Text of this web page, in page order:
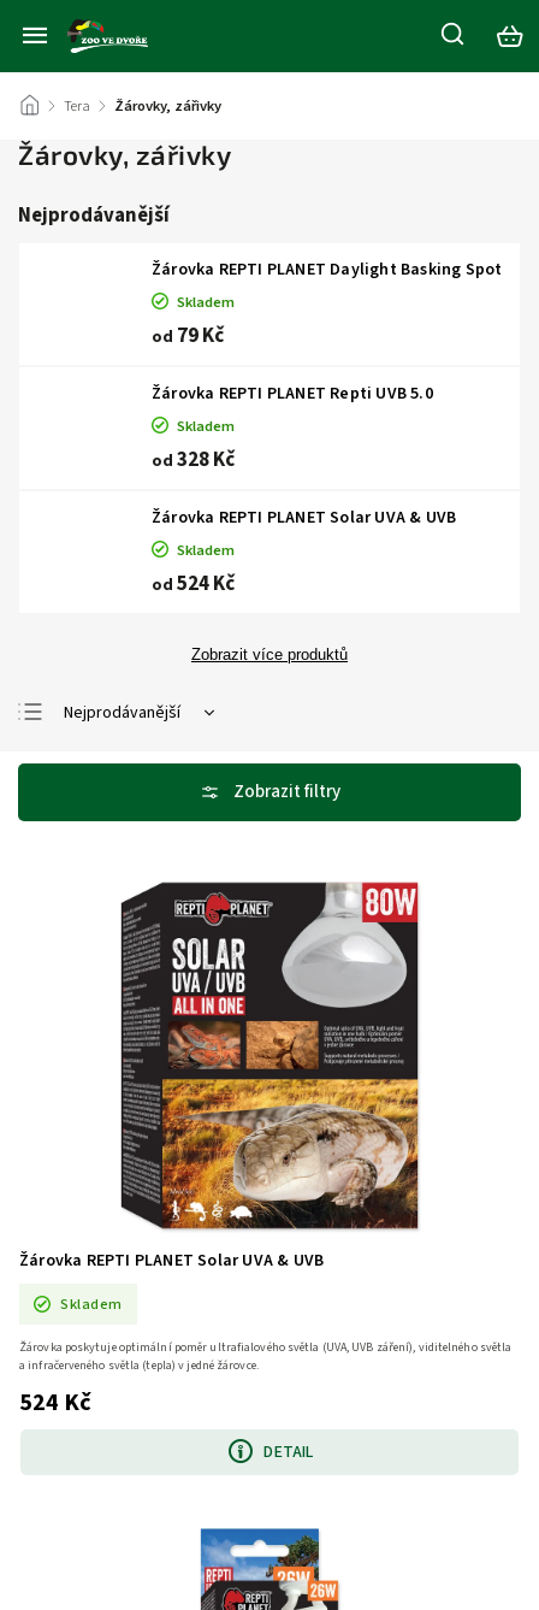
/ Tera / Žárovky, zářivky
Žárovky, zářivky
Nejprodávanější
Žárovka REPTI PLANET Daylight Basking Spot
Skladem
od 79 Kč
Žárovka REPTI PLANET Repti UVB 5.0
Skladem
od 328 Kč
Žárovka REPTI PLANET Solar UVA & UVB
Skladem
od 524 Kč
Zobrazit více produktů
Nejprodávanější
Abecedně
Žárovka REPTI PLANET Solar UVA & UVB
Skladem
524 Kč
DETAIL
Žárovka poskytuje optimální poměr ultrafialového světla (UVA, UVB záření), viditelného světla
a infračerveného světla (tepla) v jedné žárovce.